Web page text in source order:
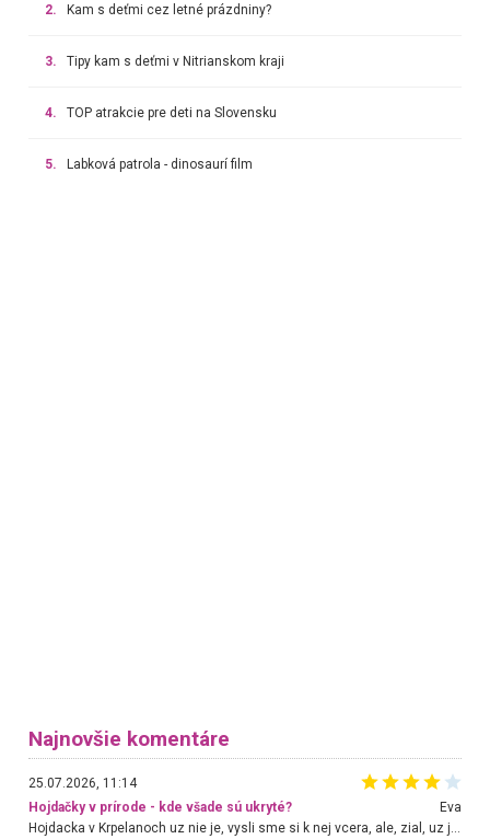
2. Kam s deťmi cez letné prázdniny?
3. Tipy kam s deťmi v Nitrianskom kraji
4. TOP atrakcie pre deti na Slovensku
5. Labková patrola - dinosaurí film
Najnovšie komentáre
25.07.2026, 11:14
Hojdačky v prírode - kde všade sú ukryté?
Eva